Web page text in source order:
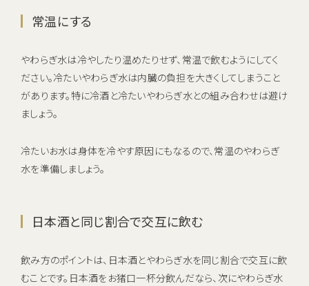
常温にする
やわらぎ水は冷やしたり温めたりせず、常温で飲むようにしてく
ださい。冷たいやわらぎ水は内臓の負担を大きくしてしまうこと
があります。特に冷酒と冷たいやわらぎ水との組み合わせは避け
ましょう。
冷たいお水は身体を冷やす原因にもなるので、常温のやわらぎ
水を準備しましょう。
日本酒と同じ割合で交互に飲む
飲み方のポイントは、日本酒とやわらぎ水を同じ割合で交互に飲
むことです。日本酒をお猪口一杯分飲んだなら、次にやわらぎ水